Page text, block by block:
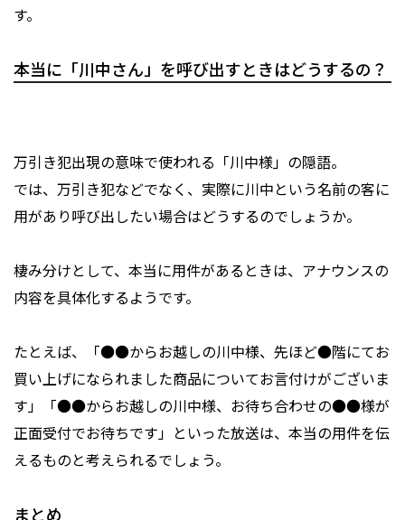
す。
本当に「川中さん」を呼び出すときはどうするの？
万引き犯出現の意味で使われる「川中様」の隠語。
では、万引き犯などでなく、実際に川中という名前の客に
用があり呼び出したい場合はどうするのでしょうか。
棲み分けとして、本当に用件があるときは、アナウンスの
内容を具体化するようです。
たとえば、「●●からお越しの川中様、先ほど●階にてお
買い上げになられました商品についてお言付けがございま
す」「●●からお越しの川中様、お待ち合わせの●●様が
正面受付でお待ちです」といった放送は、本当の用件を伝
えるものと考えられるでしょう。
まとめ